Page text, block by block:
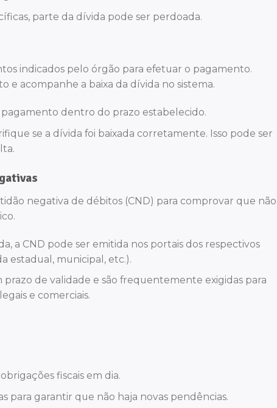
parte da dívida pode ser perdoada.
indicados pelo órgão para efetuar o pagamento.
e acompanhe a baixa da dívida no sistema.
dentro do prazo estabelecido.
se a dívida foi baixada corretamente. Isso pode ser
negativa de débitos (CND) para comprovar que não
a CND pode ser emitida nos portais dos respectivos
estadual, municipal, etc.).
de validade e são frequentemente exigidas para
e comerciais.
fiscais em dia.
para garantir que não haja novas pendências.